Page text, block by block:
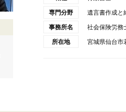
専門分野 遺言書作成と
事務所名 社会保険労
所在地 宮城県仙台